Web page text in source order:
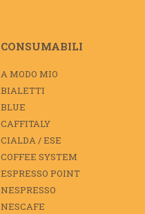
CONSUMABILI
A MODO MIO
BIALETTI
BLUE
CAFFITALY
CIALDA / ESE
COFFEE SYSTEM
ESPRESSO POINT
NESPRESSO
NESCAFE